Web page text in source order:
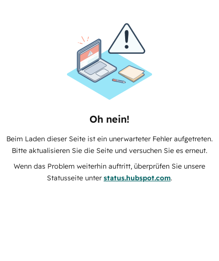
Oh nein!
Beim Laden dieser Seite ist ein unerwarteter Fehler aufgetreten.
Bitte aktualisieren Sie die Seite und versuchen Sie es erneut.
Wenn das Problem weiterhin auftritt, überprüfen Sie unsere
Statusseite unter status.hubspot.com.